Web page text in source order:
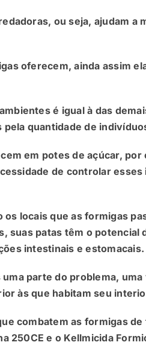
ou seja, ajudam a
oferecem, ainda assim
é igual à das
quantidade de
em potes de açúcar,
de controlar
locais que as formigas
suas patas têm o potencial
intestinais e estomacais.
parte do problema,
às que habitam seu
combatem as formigas
250CE e o Kellmicida